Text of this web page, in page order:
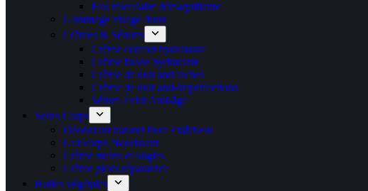
Eau micellaire démaquillante
Gommage visage doux
Crèmes & Sérums
Crème confort hydratante
Crème fluide hydratante
Crème de nuit anti taches
Crème de nuit anti-imperfections
Sérum Éclat Anti-âge
Soins Corps
Déodorant naturel Pure Fraîcheur
Lait corps Nourissant
Crème mains et ongles
Crème pieds réparatrice
Huiles végétales